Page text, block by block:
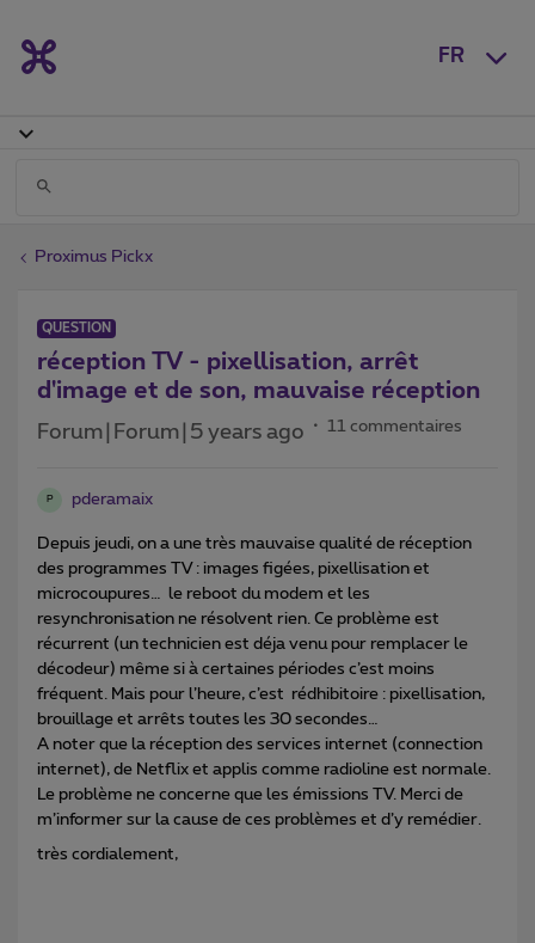
FR
Proximus Pickx
QUESTION
réception TV - pixellisation, arrêt
d'image et de son, mauvaise réception
Forum|Forum|5 years ago 11 commentaires
P pderamaix
Depuis jeudi, on a une très mauvaise qualité de réception
des programmes TV : images figées, pixellisation et
microcoupures… le reboot du modem et les
resynchronisation ne résolvent rien. Ce problème est
récurrent (un technicien est déja venu pour remplacer le
décodeur) même si à certaines périodes c’est moins
fréquent. Mais pour l’heure, c’est rédhibitoire : pixellisation,
brouillage et arrêts toutes les 30 secondes…
A noter que la réception des services internet (connection
internet), de Netflix et applis comme radioline est normale.
Le problème ne concerne que les émissions TV. Merci de
m’informer sur la cause de ces problèmes et d’y remédier.
très cordialement,